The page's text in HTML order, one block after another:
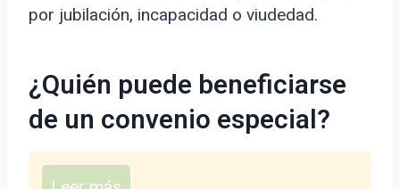
por jubilación, incapacidad o viudedad.
¿Quién puede beneficiarse
de un convenio especial?